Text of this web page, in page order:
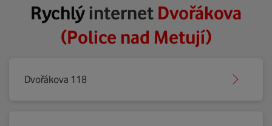
Rychlýinternet Dvořákova
(Police nad Metují)
Dvořákova 118